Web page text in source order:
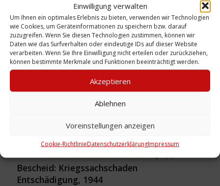
Einwilligung verwalten
Um Ihnen ein optimales Erlebnis zu bieten, verwenden wir Technologien
wie Cookies, um Geräteinformationen zu speichern bzw. darauf
zuzugreifen. Wenn Sie diesen Technologien zustimmen, können wir
Daten wie das Surfverhalten oder eindeutige IDs auf dieser Website
verarbeiten. Wenn Sie Ihre Einwilligung nicht erteilen oder zurückziehen,
können bestimmte Merkmale und Funktionen beeinträchtigt werden.
Akzeptieren
Ablehnen
Voreinstellungen anzeigen
Cookie-RichtlinieDatenschutzerklärungImpressum
Zurück zur Suche
Bescheid: Kriegssachschaden
Entschädigung, 1944